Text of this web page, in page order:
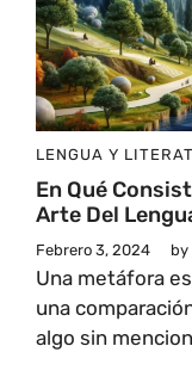
LENGUA Y
En Qué
Arte Del
Febrero 3, 2024 by
Una metáfora
una
algo sin